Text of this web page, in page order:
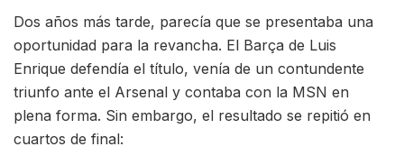
Dos años más tarde, parecía que se presentaba una
oportunidad para la revancha. El Barça de Luis
Enrique defendía el título, venía de un contundente
triunfo ante el Arsenal y contaba con la MSN en
plena forma. Sin embargo, el resultado se repitió en
cuartos de final: